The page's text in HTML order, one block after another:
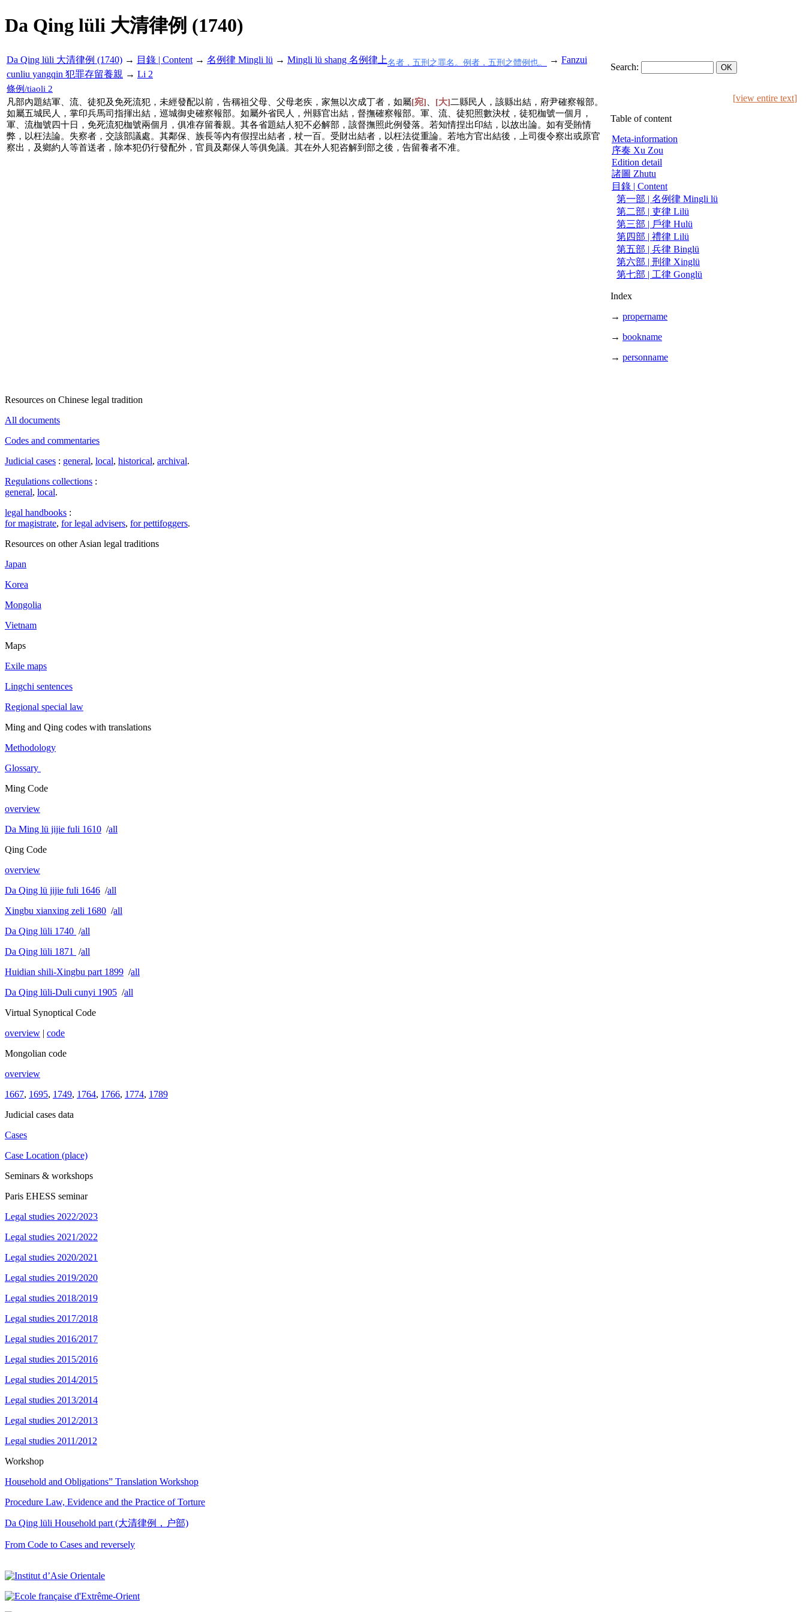
Da Qing lüli 大清律例 (1740)
Da Qing lüli 大清律例 (1740) → 目錄 | Content → 名例律 Mingli lü → Mingli lü shang 名例律上名者，五刑之罪名。例者，五刑之體例也。 → Fanzui
cunliu yangqin 犯罪存留養親 → Li 2
Search:
條例/tiaoli 2
凡部內題結軍、流、徒犯及免死流犯，未經發配以前，告稱祖父母、父母老疾，家無以次成丁者，如屬[宛] [大]二縣民人，該縣出結，府尹確察報部。
如屬五城民人，掌印兵馬司指揮出結，巡城御史確察報部。如屬外省民人，州縣官出結，督撫確察報部。軍、流、徒犯照數決杖，徒犯枷號一個月，
軍、流枷號四十日，免死流犯枷號兩個月，俱准存留養親。其各省題結人犯不必解部，該督撫照此例發落。若知情捏出印結，以故出論。如有受賄情
弊，以枉法論。失察者，交該部議處。其鄰保、族長等內有假捏出結者，杖一百。受財出結者，以枉法從重論。若地方官出結後，上司復令察出或原官
察出，及鄉約人等首送者，除本犯仍行發配外，官員及鄰保人等俱免議。其在外人犯咨解到部之後，告留養者不准。
[view entire text]
Table of content
Meta-information
序奏 Xu Zou
Edition detail
諸圖 Zhutu
目錄 | Content
第一部 | 名例律 Mingli lü
第二部 | 吏律 Lilü
第三部 | 戶律 Hulü
第四部 | 禮律 Lilü
第五部 | 兵律 Binglü
第六部 | 刑律 Xinglü
第七部 | 工律 Gonglü
Index
→ propername
→ bookname
→ personname
Resources on Chinese legal tradition
All documents
Codes and commentaries
Judicial cases : general, local, historical, archival.
Regulations collections :
general, local.
legal handbooks :
for magistrate, for legal advisers, for pettifoggers.
Resources on other Asian legal traditions
Japan
Korea
Mongolia
Vietnam
Maps
Exile maps
Lingchi sentences
Regional special law
Ming and Qing codes with translations
Methodology
Glossary
Ming Code
overview
Da Ming lü jijie fuli 1610 /all
Qing Code
overview
Da Qing lü jijie fuli 1646 /all
Xingbu xianxing zeli 1680 /all
Da Qing lüli 1740 /all
Da Qing lüli 1871
/all
Huidian shili-Xingbu part 1899 /all
Da Qing lüli-Duli cunyi 1905 /all
Virtual Synoptical Code
overview | code
Mongolian code
overview
1667, 1695, 1749, 1764, 1766, 1774, 1789
Judicial cases data
Cases
Case Location (place)
Seminars & workshops
Paris EHESS seminar
Legal studies 2022/2023
Legal studies 2021/2022
Legal studies 2020/2021
Legal studies 2019/2020
Legal studies 2018/2019
Legal studies 2017/2018
Legal studies 2016/2017
Legal studies 2015/2016
Legal studies 2014/2015
Legal studies 2013/2014
Legal studies 2012/2013
Legal studies 2011/2012
Workshop
Household and Obligations” Translation Workshop
Procedure Law, Evidence and the Practice of Torture
Da Qing lüli Household part (大清律例，户部)
From Code to Cases and reversely